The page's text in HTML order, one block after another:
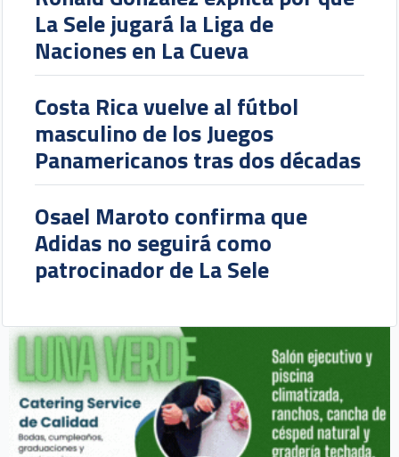
La Sele jugará la Liga de
Naciones en La Cueva
Costa Rica vuelve al fútbol
masculino de los Juegos
Panamericanos tras dos décadas
Osael Maroto confirma que
Adidas no seguirá como
patrocinador de La Sele